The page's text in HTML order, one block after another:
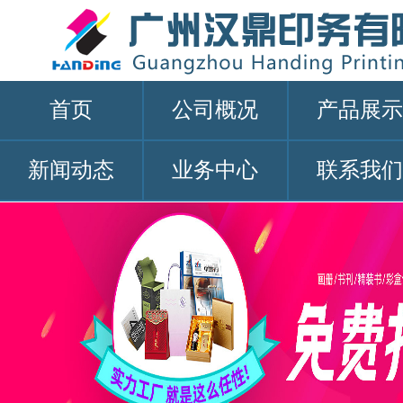
首页 公司概况 产品展示
新闻动态 业务中心 联系我们